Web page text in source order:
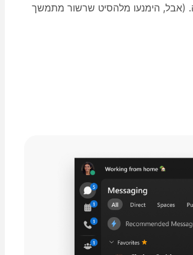
(אבל, הימנעו מלהסיט שרשור מתמשך